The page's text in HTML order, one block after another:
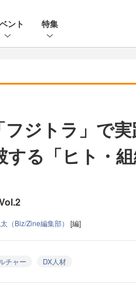
ント 特集
ジトラ」で実
する「ヒト・
（Biz/Zine編集部） [編]
チャー DX人材